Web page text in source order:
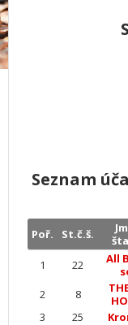
Seznam
Poř. St.č.š.
1 22
All
2
8
3
25